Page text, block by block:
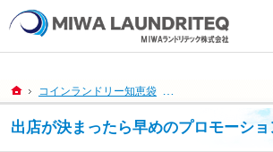
出店が決まったら早めのプロモーシ
ホーム
コインランドリー知恵袋